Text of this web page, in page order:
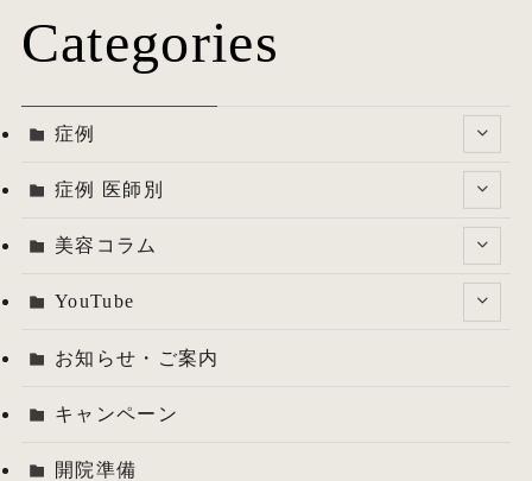
Categories
症例
症例 医師別
美容コラム
YouTube
お知らせ・ご案内
キャンペーン
開院準備